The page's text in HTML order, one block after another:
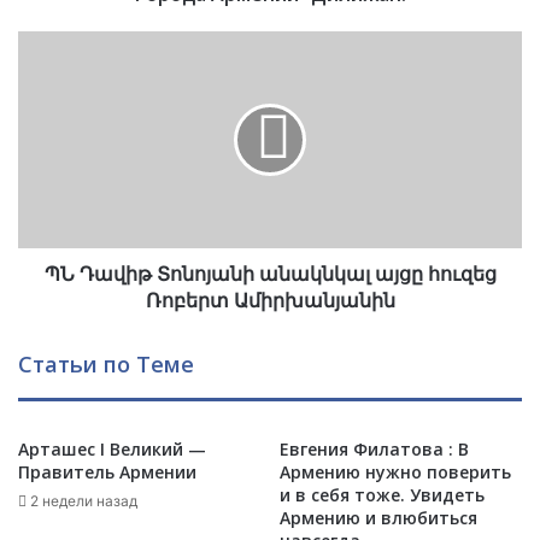
а
ո
ն
ի
ն
ա
կ
ՊՆ Դավիթ Տոնոյանի անակնկալ այցը հուզեց
Ռոբերտ Ամիրխանյանին
Статьи по Теме
Арташес I Великий —
Правитель Армении
2 недели назад
Евгения Филатова : В
Армению нужно поверить
и в себя тоже. Увидеть
Армению и влюбиться